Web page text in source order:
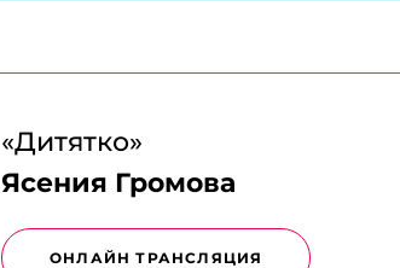
«Дитятко»
Ясения Громова
ОНЛАЙН ТРАНСЛЯЦИЯ